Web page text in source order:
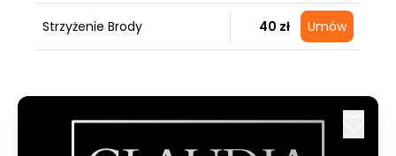
Strzyżenie Brody 40 zł Umów